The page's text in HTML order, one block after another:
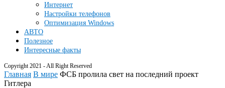
Интернет
Настройки телефонов
Оптимизация Windows
АВТО
Полезное
Интересные факты
Copyright 2021 - All Right Reserved
Главная В мире ФСБ пролила свет на последний проект
Гитлера